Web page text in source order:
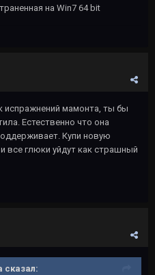
на Win7 64 bit
испражнений мамонта, ты бы
Естественно что она
Купи новую
все глюки уйдут как страшный
сказал: